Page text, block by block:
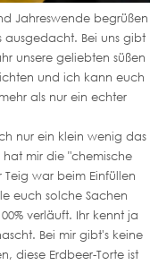
Jahreswende begrüßen
ausgedacht. Bei uns gibt
unsere geliebten süßen
und ich kann euch
als nur ein echter
nur ein klein wenig das
mir die "chemische
war beim Einfüllen
euch solche Sachen
verläuft. Ihr kennt ja
Bei mir gibt's keine
diese Erdbeer-Torte ist